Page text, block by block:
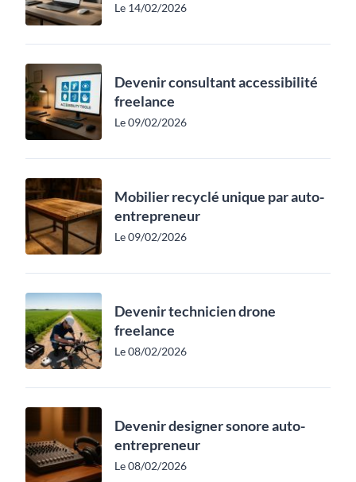
Le 14/02/2026
Devenir consultant accessibilité
freelance
Le 09/02/2026
Mobilier recyclé unique par auto-
entrepreneur
Le 09/02/2026
Devenir technicien drone
freelance
Le 08/02/2026
Devenir designer sonore auto-
entrepreneur
Le 08/02/2026